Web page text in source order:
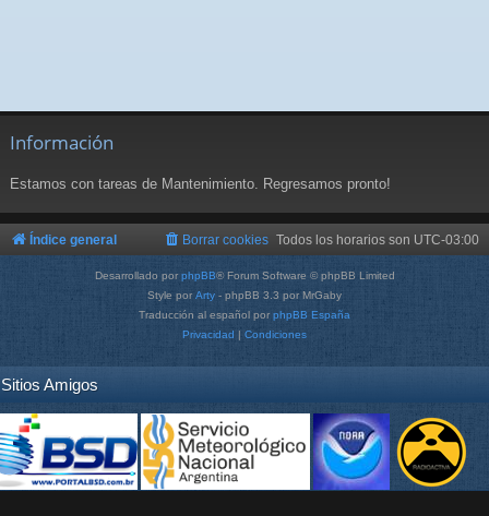
Información
Estamos con tareas de Mantenimiento. Regresamos pronto!
Índice general Todos los horarios son UTC-03:00
Borrar cookies
Desarrollado por phpBB® Forum Software © phpBB Limited
Style por Arty - phpBB 3.3 por MrGaby
Traducción al español por phpBB España
Privacidad | Condiciones
Sitios Amigos